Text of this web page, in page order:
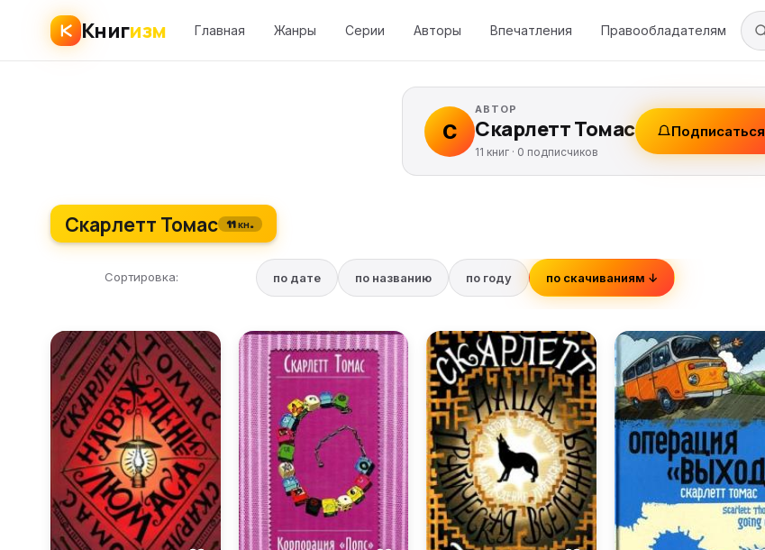
Книгизм Главная Жанры Серии Авторы Впечатления Правообладателям
С
АВТОР
Скарлетт Томас
11 книг · 0 подписчиков
Подписаться
Скарлетт Томас 11 кн.
Сортировка: по дате по названию по году по скачиваниям ↓